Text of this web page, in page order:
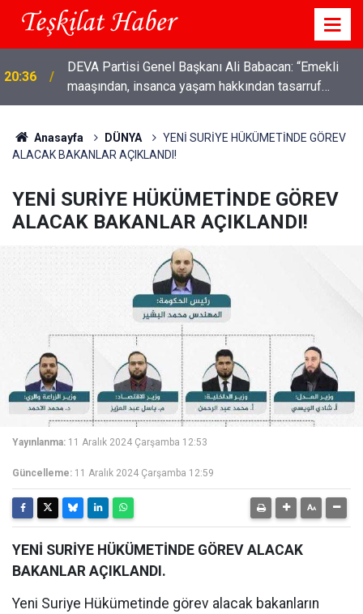
20:36
DEVA Partisi Genel Başkanı Ali Babacan: “Emekli
maaşından, insanca yaşam hakkından tasarruf
olmaz"
Anasayfa DÜNYA
YENİ SURİYE HÜKÜMETİNDE GÖREV
ALACAK BAKANLAR AÇIKLANDI!
YENİ SURİYE HÜKÜMETİNDE GÖREV
ALACAK BAKANLAR AÇIKLANDI!
Yayınlanma: 11 Aralık 2024 Çarşamba 12:53
Güncelleme: 11 Aralık 2024 Çarşamba 12:59
YENİ SURİYE HÜKÜMETİNDE GÖREV ALACAK
BAKANLAR AÇIKLANDI.
Yeni Suriye Hükümetinde görev alacak bakanların